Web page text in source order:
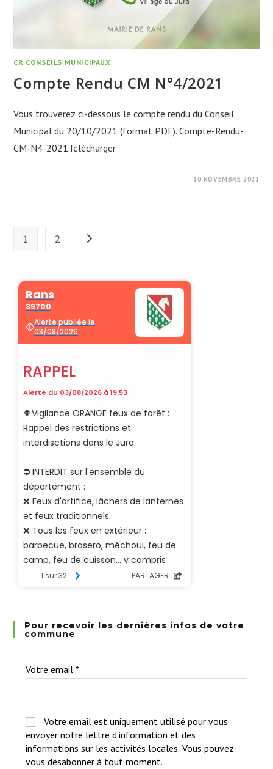
CR CONSEILS MUNICIPAUX
Compte Rendu CM N°4/2021
Vous trouverez ci-dessous le compte rendu du Conseil
Municipal du 20/10/2021 (format PDF). Compte-Rendu-
CM-N4-2021Télécharger
10 NOVEMBRE 2021
1 2 Aller à la page suivante
Pour recevoir les dernières infos de votre
commune
Votre email*
Votre email est uniquement utilisé pour vous
envoyer notre lettre d'information et des
informations sur les activités locales. Vous pouvez
vous désabonner à tout moment.